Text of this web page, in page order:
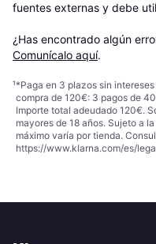
fuentes externas y debe
¿Has encontrado algún
Comunícalo aquí.
¹*Paga en 3 plazos sin
compra de 120€: 3 pagos de
Importe total adeudado 120€.
mayores de 18 años. Sujeto a
máximo varía por tienda.
https://www.klarna.com/es/